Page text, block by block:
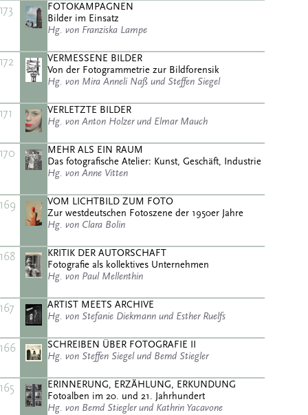
173
FOTOKAMPAGNEN
Bilder im Einsatz
Hg. von Franziska Lampe
172
VERMESSENE BILDER
Von der Fotogrammetrie zur Bildforensik
Hg. von Mira Anneli Naß und Steffen Siegel
171
VERLETZTE BILDER
Hg. von Anton Holzer und Elmar Mauch
170
MEHR ALS EIN RAUM
Das fotografische Atelier: Kunst, Geschäft, Industrie
Hg. von Anne Vitten
169
VOM LICHTBILD ZUM FOTO
Zur westdeutschen Fotoszene der 1950er Jahre
Hg. von Clara Bolin
168
KRITIK DER AUTORSCHAFT
Fotografie als kollektives Unternehmen
Hg. von Paul Mellenthin
167
ARTIST MEETS ARCHIVE
Hg. von Stefanie Diekmann und Esther Ruelfs
166
SCHREIBEN ÜBER FOTOGRAFIE II
Hg. von Steffen Siegel und Bernd Stiegler
165
ERINNERUNG, ERZÄHLUNG, ERKUNDUNG
Fotoalben im 20. und 21. Jahrhundert
Hg. von Bernd Stiegler und Kathrin Yacavone